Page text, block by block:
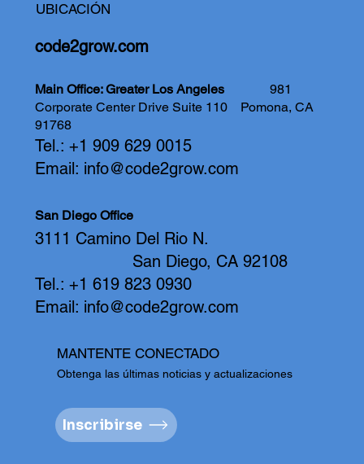
UBICACIÓN
code2grow.com
Main Office: Greater Los Angeles 981
Corporate Center Drive Suite 110 Pomona, CA
91768
Tel.: +1 909 629 0015
Email: info@code2grow.com
San Diego Office
3111 Camino Del Rio N.
San Diego, CA 92108
Tel.: +1 619 823 0930
Email: info@code2grow.com
MANTENTE CONECTADO
Obtenga las últimas noticias y actualizaciones
Inscribirse